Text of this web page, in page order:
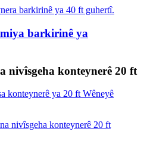
barkirinê ya
konteynerê 20 ft